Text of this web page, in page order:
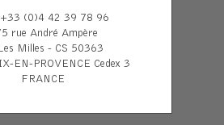
(0)4 42 39 78 96
rue André Ampère
Milles - CS 50363
EN-PROVENCE Cedex 3
FRANCE